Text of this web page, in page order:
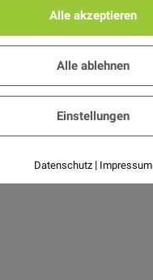
hardware
light mac place
Alle akzeptieren
Alle ablehnen
Einstellungen
Datenschutz| Impressum